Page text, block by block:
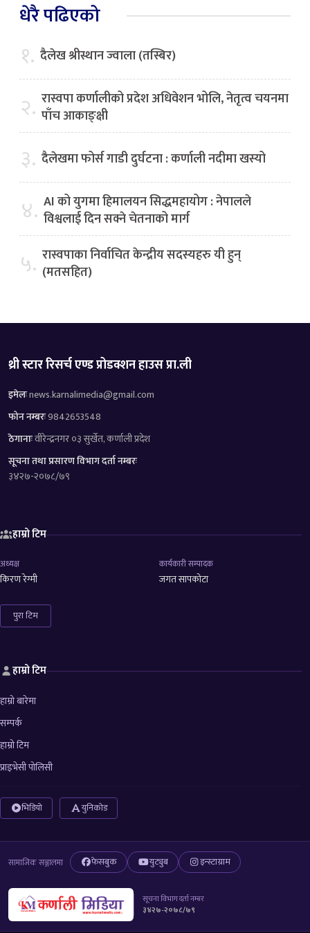
धेरै पढिएको
१. दैलेख श्रीस्थान ज्वाला (तस्बिर)
२. रास्वपा कर्णालीको प्रदेश अधिवेशन भोलि, नेतृत्व चयनमा
पाँच आकाङ्क्षी
३. दैलेखमा फोर्स गाडी दुर्घटना : कर्णाली नदीमा खस्यो
४. AI को युगमा हिमालयन सिद्धमहायोग : नेपालले
विश्वलाई दिन सक्ने चेतनाको मार्ग
५. रास्वपाका निर्वाचित केन्द्रीय सदस्यहरु यी हुन्
(मतसहित)
थ्री स्टार रिसर्च एण्ड प्रोडक्शन हाउस प्रा.ली
इमेलःnews.karnalimedia@gmail.com
फोन नम्बरः9842653548
ठेगानाःवीरेन्द्रनगर ०३ सुर्खेत, कर्णाली प्रदेश
सूचना तथा प्रसारण विभाग दर्ता नम्बरः
३४२७-२०७८/७९
हाम्रो टिम
अध्यक्ष
किरण रेग्मी
कार्यकारी सम्पादक
जगत सापकोटा
पुरा टिम
हाम्रो टिम
हाम्रो बारेमा
सम्पर्क
हाम्रो टिम
प्राइभेसी पोलिसी
भिडियो युनिकोड
सामाजिक सञ्जालमा फेसबुक युट्युब इन्स्टाग्राम
सूचना विभाग दर्ता नम्बर
३४२७-२०७८/७९